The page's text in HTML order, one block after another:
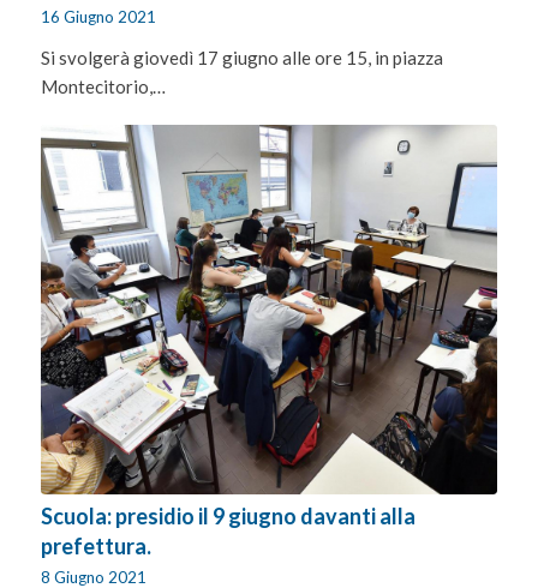
16 Giugno 2021
Si svolgerà giovedì 17 giugno alle ore 15, in piazza
Montecitorio,…
Scuola: presidio il 9 giugno davanti alla
prefettura.
8 Giugno 2021